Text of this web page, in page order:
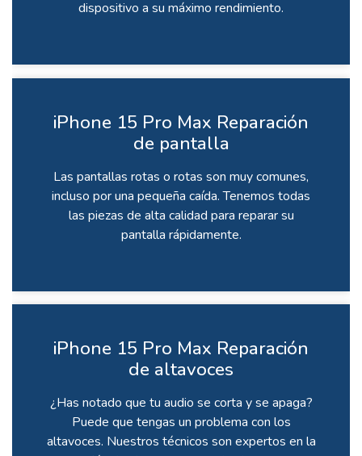
dispositivo a su máximo rendimiento.
iPhone 15 Pro Max Reparación
de pantalla
Las pantallas rotas o rotas son muy comunes,
incluso por una pequeña caída. Tenemos todas
las piezas de alta calidad para reparar su
pantalla rápidamente.
iPhone 15 Pro Max Reparación
de altavoces
¿Has notado que tu audio se corta y se apaga?
Puede que tengas un problema con los
altavoces. Nuestros técnicos son expertos en la